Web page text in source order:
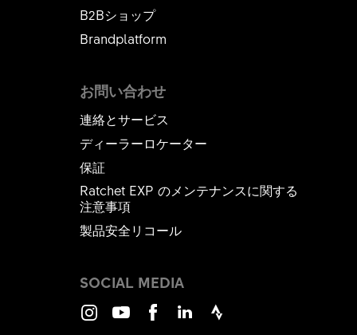
お問い合わせ
連絡とサービス
ディーラーロケーター
保証
Ratchet EXP のメンテナンスに関する
注意事項
製品安全リコール
B2Bショップ
Brandplatform
SOCIAL MEDIA